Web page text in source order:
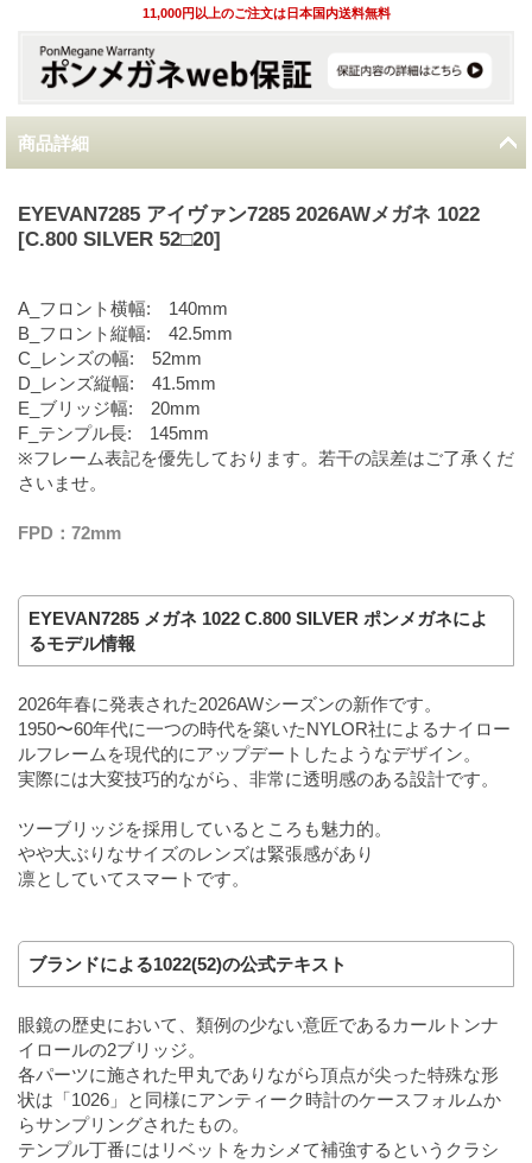
11,000円以上のご注文は日本国内送料無料
商品詳細
EYEVAN7285 アイヴァン7285 2026AWメガネ 1022
[C.800 SILVER 52□20]
A_フロント横幅: 140mm
B_フロント縦幅: 42.5mm
C_レンズの幅: 52mm
D_レンズ縦幅: 41.5mm
E_ブリッジ幅: 20mm
F_テンプル長: 145mm
※フレーム表記を優先しております。若干の誤差はご了承くだ
さいませ。
FPD：72mm
EYEVAN7285 メガネ 1022 C.800 SILVER ポンメガネによ
るモデル情報
2026年春に発表された2026AWシーズンの新作です。
1950〜60年代に一つの時代を築いたNYLOR社によるナイロー
ルフレームを現代的にアップデートしたようなデザイン。
実際には大変技巧的ながら、非常に透明感のある設計です。
ツーブリッジを採用しているところも魅力的。
やや大ぶりなサイズのレンズは緊張感があり
凛としていてスマートです。
ブランドによる1022(52)の公式テキスト
眼鏡の歴史において、類例の少ない意匠であるカールトンナ
イロールの2ブリッジ。
各パーツに施された甲丸でありながら頂点が尖った特殊な形
状は「1026」と同様にアンティーク時計のケースフォルムか
らサンプリングされたもの。
テンプル丁番にはリベットをカシメて補強するというクラシ